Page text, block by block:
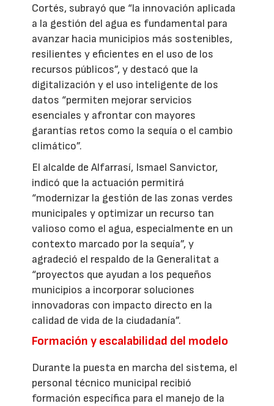
Cortés, subrayó que “la innovación aplicada
a la gestión del agua es fundamental para
avanzar hacia municipios más sostenibles,
resilientes y eficientes en el uso de los
recursos públicos”, y destacó que la
digitalización y el uso inteligente de los
datos “permiten mejorar servicios
esenciales y afrontar con mayores
garantías retos como la sequía o el cambio
climático”.
El alcalde de Alfarrasí, Ismael Sanvictor,
indicó que la actuación permitirá
“modernizar la gestión de las zonas verdes
municipales y optimizar un recurso tan
valioso como el agua, especialmente en un
contexto marcado por la sequía”, y
agradeció el respaldo de la Generalitat a
“proyectos que ayudan a los pequeños
municipios a incorporar soluciones
innovadoras con impacto directo en la
calidad de vida de la ciudadanía”.
Formación y escalabilidad del modelo
Durante la puesta en marcha del sistema, el
personal técnico municipal recibió
formación específica para el manejo de la